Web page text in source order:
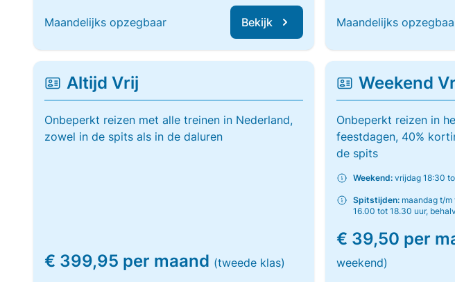
Maandelijks opzegbaar Bekijk Maandelijks
Altijd Vrij
Onbeperkt reizen met alle treinen in Nederland,
zowel in de spits als in de daluren
€ 399,95 per maand (tweede klas)
Weekend
Onbeperkt reizen in
feestdagen, 40%
de spits
Weekend: vrijdag 18:30
Spitstijden: maandag t/
16.00 tot 18.30 uur,
€ 39,50 per
weekend)